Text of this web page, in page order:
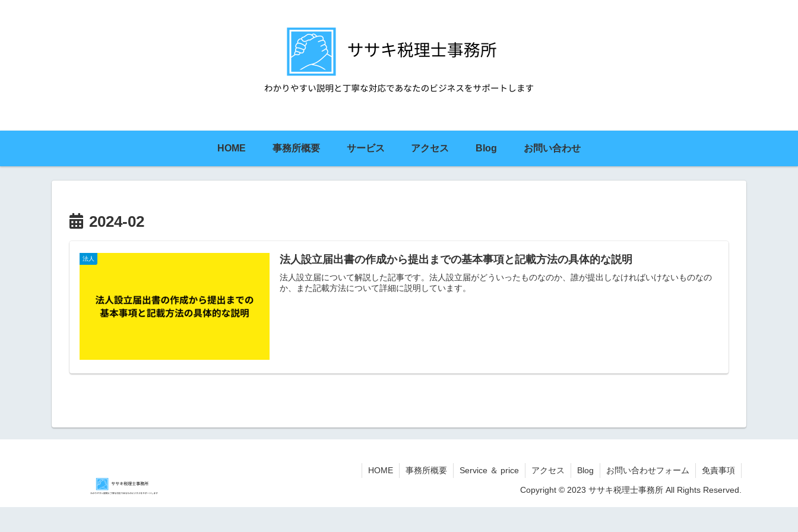
HOME 事務所概要 サービス アクセス Blog お問い合わせ
2024-02
法人 法人設立届出書の作成から提出までの基本事項と記載方法の具体的な説明
法人設立届について解説した記事です。法人設立届がどういったものなのか、誰が提出しなければいけないものなの
か、また記載方法について詳細に説明しています。
HOME 事務所概要 Service ＆ price アクセス Blog お問い合わせフォーム 免責事項
Copyright © 2023 ササキ税理士事務所 All Rights Reserved.